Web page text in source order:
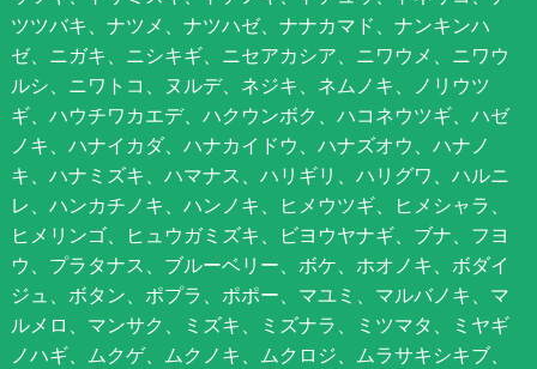
ツツバキ、ナツメ、ナツハゼ、ナナカマド、ナンキンハ
ゼ、ニガキ、ニシキギ、ニセアカシア、ニワウメ、ニワウ
ルシ、ニワトコ、ヌルデ、ネジキ、ネムノキ、ノリウツ
ギ、ハウチワカエデ、ハクウンボク、ハコネウツギ、ハゼ
ノキ、ハナイカダ、ハナカイドウ、ハナズオウ、ハナノ
キ、ハナミズキ、ハマナス、ハリギリ、ハリグワ、ハルニ
レ、ハンカチノキ、ハンノキ、ヒメウツギ、ヒメシャラ、
ヒメリンゴ、ヒュウガミズキ、ビヨウヤナギ、ブナ、フヨ
ウ、プラタナス、ブルーベリー、ボケ、ホオノキ、ボダイ
ジュ、ボタン、ポプラ、ポポー、マユミ、マルバノキ、マ
ルメロ、マンサク、ミズキ、ミズナラ、ミツマタ、ミヤギ
ノハギ、ムクゲ、ムクノキ、ムクロジ、ムラサキシキブ、